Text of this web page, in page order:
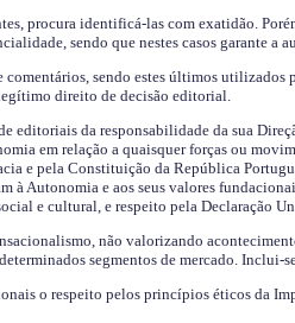
procura identificá-las com exatidão.
sendo que nestes casos garante a
sendo estes últimos utilizados
direito de decisão editorial.
editoriais da responsabilidade da sua
em relação a quaisquer forças ou
e pela Constituição da República
à Autonomia e aos seus valores
e cultural, e respeito pela Declaração
não valorizando
segmentos de mercado.
o respeito pelos princípios éticos da